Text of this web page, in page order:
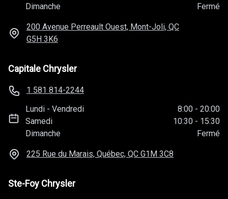
Dimanche
Fermé
200 Avenue Perreault Ouest, Mont-Joli, QC
G5H 3K6
Capitale Chrysler
1 581 814-2244
Lundi -Vendredi 8:00 - 20:00
Samedi
10:30 - 15:30
Dimanche
Fermé
225 Rue du Marais, Québec, QC G1M 3C8
Ste-Foy Chrysler